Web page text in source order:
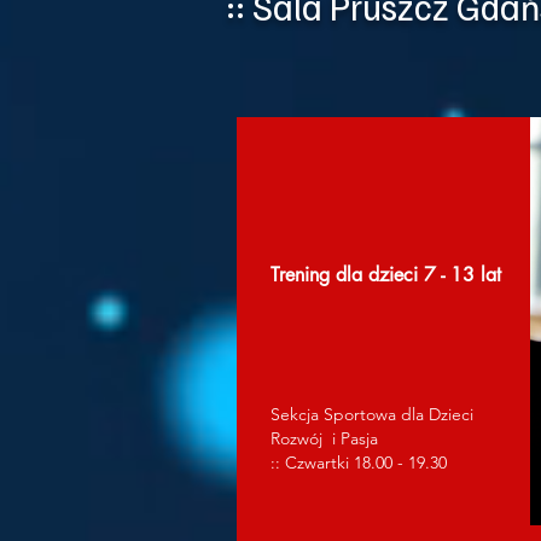
Trening dla dzieci 7 - 13 lat
Sekcja Sportowa dla Dzieci
Rozwój i Pasja
:: Czwartki 18.00 - 19.30